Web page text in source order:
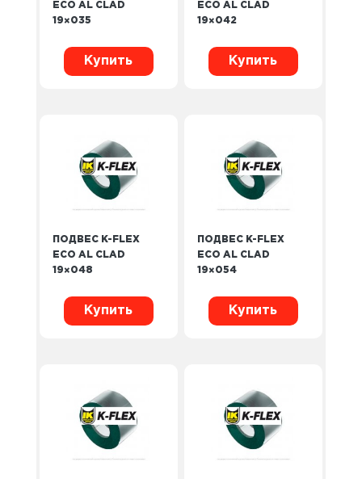
ECO AL CLAD
19×035
Купить
ECO AL CLAD
19×042
Купить
ПОДВЕС K-FLEX
ECO AL CLAD
19×048
Купить
ПОДВЕС K-FLEX
ECO AL CLAD
19×054
Купить